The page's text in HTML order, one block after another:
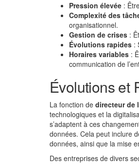
Pression élevée :
Complexité des
organisationnel.
Gestion de crises :
Évolutions rapides :
Horaires variables :
communication de
Évolutions et
La fonction de directeur de
technologiques et la
s’adaptent à ces
données. Cela peut inclure
données, ainsi que la mise
Des entreprises de divers